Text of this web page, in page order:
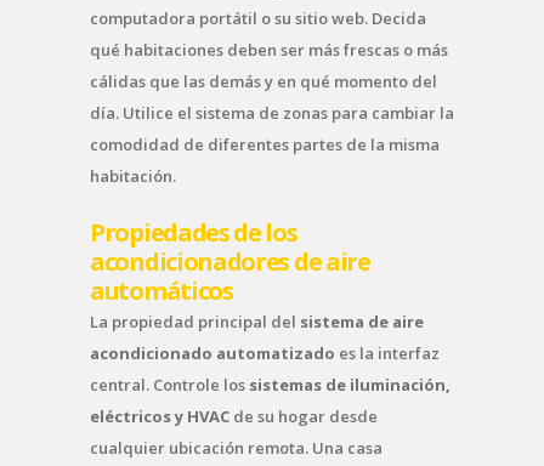
computadora portátil o su sitio web. Decida
qué habitaciones deben ser más frescas o más
cálidas que las demás y en qué momento del
día. Utilice el sistema de zonas para cambiar la
comodidad de diferentes partes de la misma
habitación.
Propiedades de los
acondicionadores de aire
automáticos
La propiedad principal del sistema de aire
acondicionado automatizado es la interfaz
central. Controle los sistemas de iluminación,
eléctricos y HVAC de su hogar desde
cualquier ubicación remota. Una casa